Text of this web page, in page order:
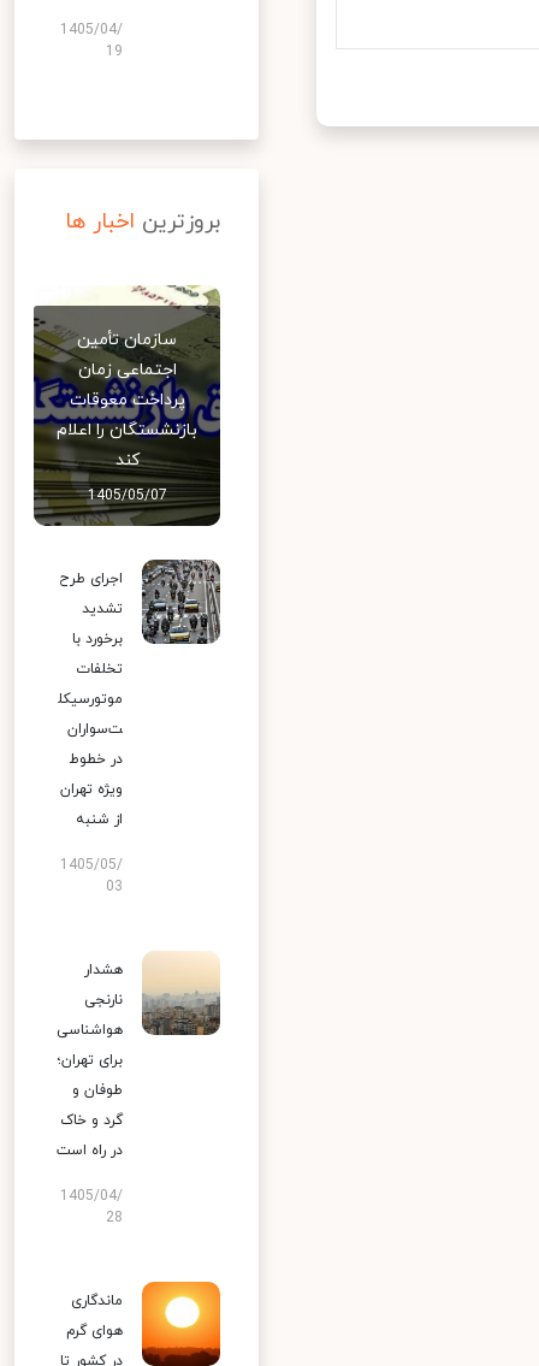
1405/04/
19
بروزترین اخبار ها
سازمان تأمین
اجتماعی زمان
پرداخت معوقات
بازنشستگان را اعلام
کند
1405/05/07
اجرای طرح
تشدید
برخورد با
تخلفات
موتورسیکل
ت‌سواران
در خطوط
ویژه تهران
از شنبه
1405/05/
03
هشدار
نارنجی
هواشناسی
برای تهران؛
طوفان و
گرد و خاک
در راه است
1405/04/
28
ماندگاری
هوای گرم
در کشور تا